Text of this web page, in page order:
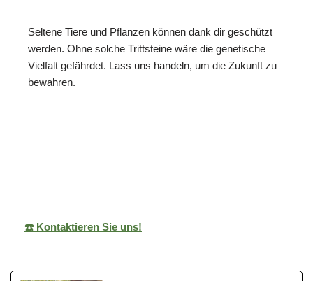
Seltene Tiere und Pflanzen können dank dir geschützt
werden. Ohne solche Trittsteine wäre die genetische
Vielfalt gefährdet. Lass uns handeln, um die Zukunft zu
bewahren.
☎️ Kontaktieren Sie uns!